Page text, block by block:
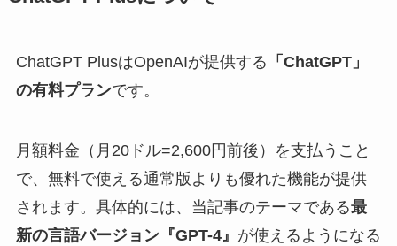
ChatGPT PlusはOpenAIが提供する 「ChatGPT」
の有料プランです。
月額料金（月20ドル=2,600円前後）を支払うこと
で、無料で使える通常版よりも優れた機能が提供
されます。具体的には、当記事のテーマである最
新の言語バージョン『GPT-4』 が使えるようになる